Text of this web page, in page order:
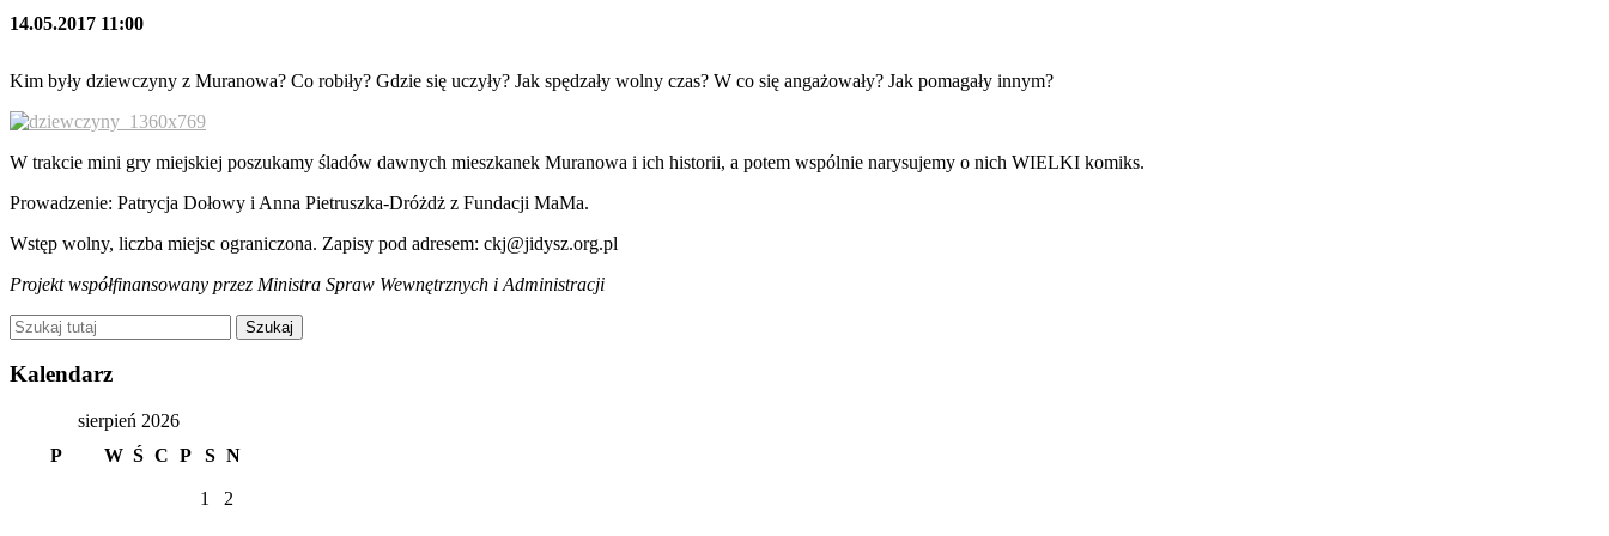
14.05.2017 11:00
Kim były dziewczyny z Muranowa? Co robiły? Gdzie się uczyły? Jak spędzały wolny czas? W co się angażowały? Jak pomagały innym?
W trakcie mini gry miejskiej poszukamy śladów dawnych mieszkanek Muranowa i ich historii, a potem wspólnie narysujemy o nich WIELKI komiks.
Prowadzenie: Patrycja Dołowy i Anna Pietruszka-Dróżdż z Fundacji MaMa.
Wstęp wolny, liczba miejsc ograniczona. Zapisy pod adresem: ckj@jidysz.org.pl
Projekt współfinansowany przez Ministra Spraw Wewnętrznych i Administracji
Kalendarz
sierpień 2026
P
W Ś C P S N
1 2